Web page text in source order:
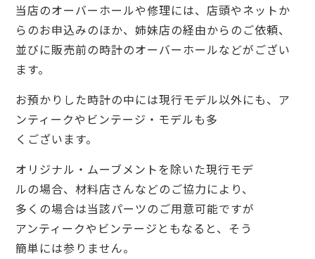
当店のオーバーホールや修理には、店頭やネットか
らのお申込みのほか、姉妹店の経由からのご依頼、
並びに販売前の時計のオーバーホールなどがござい
ます。
お預かりした時計の中には現行モデル以外にも、ア
ンティークやビンテージ・モデルも多
くございます。
オリジナル・ムーブメントを除いた現行モデ
ルの場合、材料店さんなどのご協力により、
多くの場合は当該パーツのご用意可能ですが
アンティークやビンテージともなると、そう
簡単には参りません。